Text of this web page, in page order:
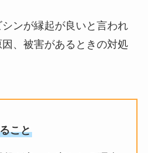
ンが縁起が良いと言われ
、被害があるときの対処
こと